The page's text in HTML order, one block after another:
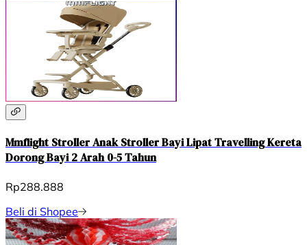
Mmflight Stroller Anak Stroller Bayi Lipat Travelling Kereta
Dorong Bayi 2 Arah 0-5 Tahun
Rp288.888
Beli di Shopee